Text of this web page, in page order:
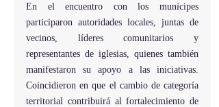
En el encuentro con los munícipes
participaron autoridades locales, juntas de
vecinos, líderes comunitarios y
representantes de iglesias, quienes también
manifestaron su apoyo a las iniciativas.
Coincidieron en que el cambio de categoría
territorial contribuirá al fortalecimiento de